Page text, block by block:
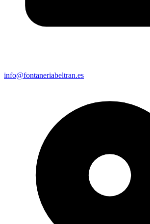
info@fontaneriabeltran.es